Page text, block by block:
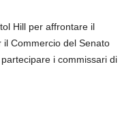
Hill per affrontare il
il Commercio del Senato
i commissari di